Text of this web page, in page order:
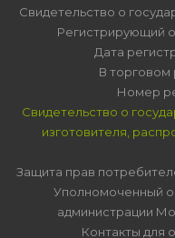
Свидетельство о
Регистрирующий
Дата
В торговом
Номер
Свидетельство о
изготовителя,
Защита прав
Уполномоченный
администрации
Контакты для